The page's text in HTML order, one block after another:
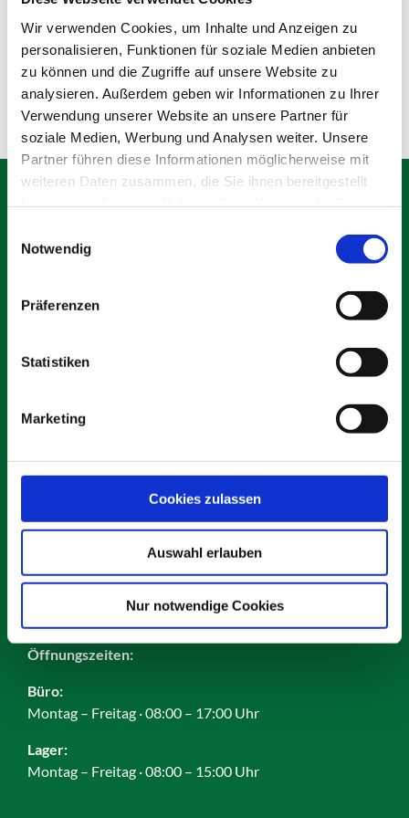
Wir verwenden Cookies, um Inhalte und Anzeigen zu
personalisieren, Funktionen für soziale Medien anbieten
zu können und die Zugriffe auf unsere Website zu
analysieren. Außerdem geben wir Informationen zu Ihrer
Verwendung unserer Website an unsere Partner für
soziale Medien, Werbung und Analysen weiter. Unsere
Partner führen diese Informationen möglicherweise mit
weiteren Daten zusammen, die Sie ihnen bereitgestellt
Notwendig
Präferenzen
Statistiken
Marketing
Cookies zulassen
Auswahl erlauben
Nur notwendige Cookies
Schäfer Verleihservice
82256 Fürstenfeldbruck
Fax:08141 6254359
Karriere
Datenschutz
Cookies
Öffnungszeiten:
Büro:
Montag – Freitag · 08:00 – 17:00 Uhr
Lager:
Montag – Freitag · 08:00 – 15:00 Uhr